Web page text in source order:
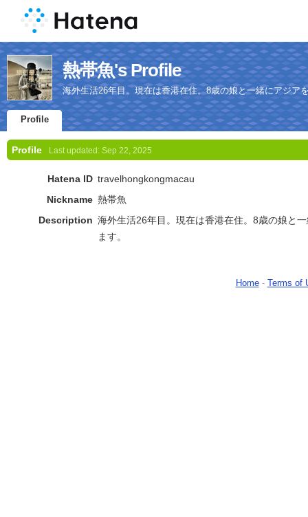
熱帯魚's Profile
海外生活26年目。現在は香港在住。8歳の娘と一緒にアジア
Profile
Profile Last updated: Sep 22, 2025
Hatena ID travelhongkongmacau
Nickname 熱帯魚
Description 海外生活26年目。現在は香港在住。8歳の娘と
ます。
Home- Terms of